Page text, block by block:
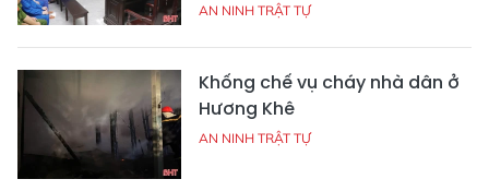
AN NINH TRẬT TỰ
Khống chế vụ cháy nhà dân ở
Hương Khê
AN NINH TRẬT TỰ